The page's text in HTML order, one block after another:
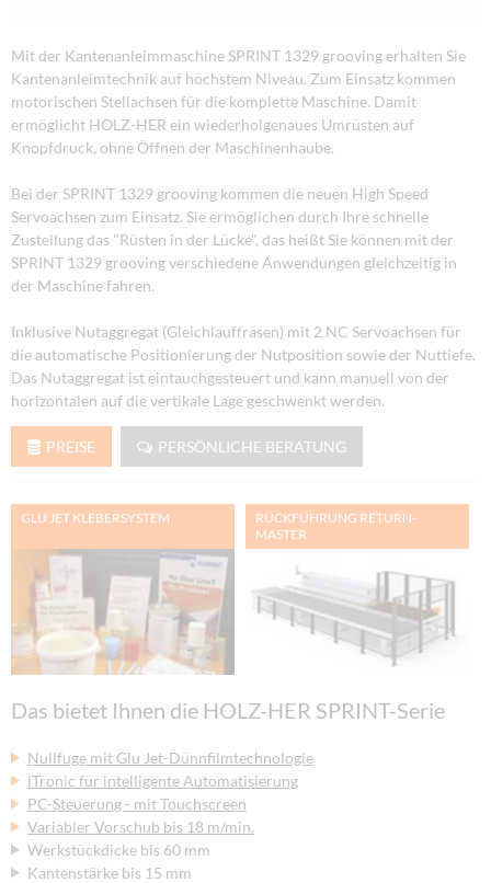
Mit der Kantenanleimmaschine SPRINT 1329 grooving erhalten Sie
Kantenanleimtechnik auf höchstem Niveau. Zum Einsatz kommen
motorischen Stellachsen für die komplette Maschine. Damit
ermöglicht HOLZ-HER ein wiederholgenaues Umrüsten auf
Knopfdruck, ohne Öffnen der Maschinenhaube.
Bei der SPRINT 1329 grooving kommen die neuen High Speed
Servoachsen zum Einsatz. Sie ermöglichen durch Ihre schnelle
Zustellung das "Rüsten in der Lücke", das heißt Sie können mit der
SPRINT 1329 grooving verschiedene Anwendungen gleichzeitig in
der Maschine fahren.
Inklusive Nutaggregat (Gleichlauffräsen) mit 2 NC Servoachsen für
die automatische Positionierung der Nutposition sowie der Nuttiefe.
Das Nutaggregat ist eintauchgesteuert und kann manuell von der
horizontalen auf die vertikale Lage geschwenkt werden.
PREISE PERSÖNLICHE BERATUNG
GLU JET KLEBERSYSTEM
RÜCKFÜHRUNG RETURN-
MASTER
Das bietet Ihnen die HOLZ-HER SPRINT-Serie
Nullfuge mit Glu Jet-Dünnfilmtechnologie
iTronic für intelligente Automatisierung
PC-Steuerung - mit Touchscreen
Variabler Vorschub bis 18 m/min.
Werkstückdicke bis 60 mm
Kantenstärke bis 15 mm